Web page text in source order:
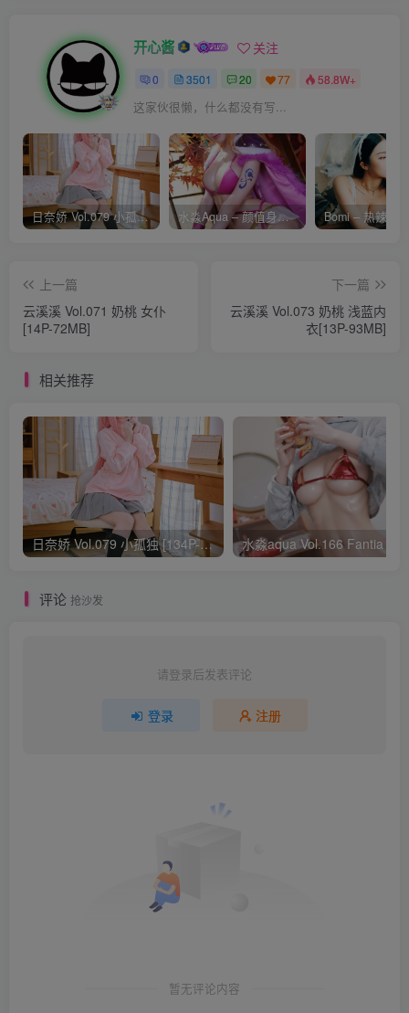
开心酱 关注
0 3501 20 77 58.8W+
这家伙很懒，什么都没有写...
日奈娇 Vol.079 小孤独 [134P-1.84GB] 水淼Aqua – 颜值身材双在线 火爆日本 Cos写真作品合集
上一篇
云溪溪 Vol.071 奶桃 女仆
[14P-72MB]
下一篇
云溪溪 Vol.073 奶桃 浅蓝内
衣[13P-93MB]
相关推荐
日奈娇 Vol.079 小孤独 [134P-1.84GB]
评论 抢沙发
请登录后发表评论
登录 注册
暂无评论内容